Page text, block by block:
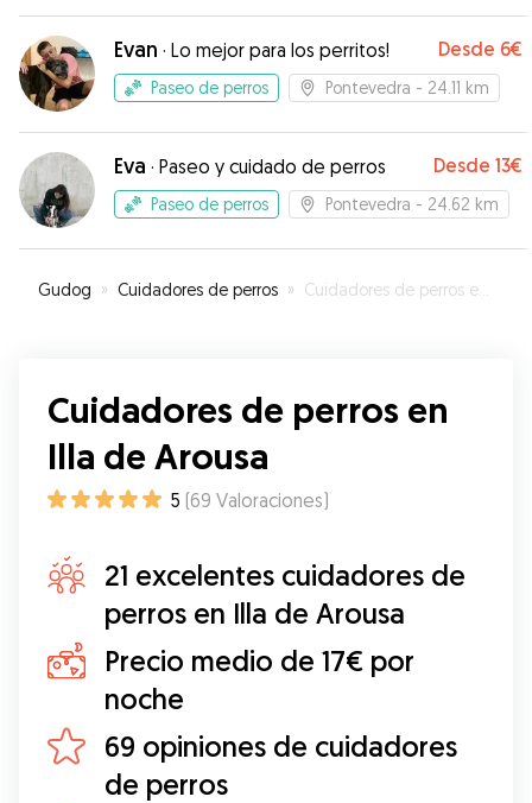
repetiremos la experiencia cuando sea
necesario.”
Evan · Lo mejor para los perritos! Desde 6€
Paseo de perros Pontevedra - 24.11 km
Eva · Paseo y cuidado de perros Desde 13€
Paseo de perros Pontevedra - 24.62 km
Gudog » Cuidadores de perros » Cuidadores de perros en Illa de Arousa
Cuidadores de perros en
Illa de Arousa
5 (69 Valoraciones)
21 excelentes cuidadores de
perros en Illa de Arousa
Precio medio de 17€ por
noche
69 opiniones de cuidadores
de perros